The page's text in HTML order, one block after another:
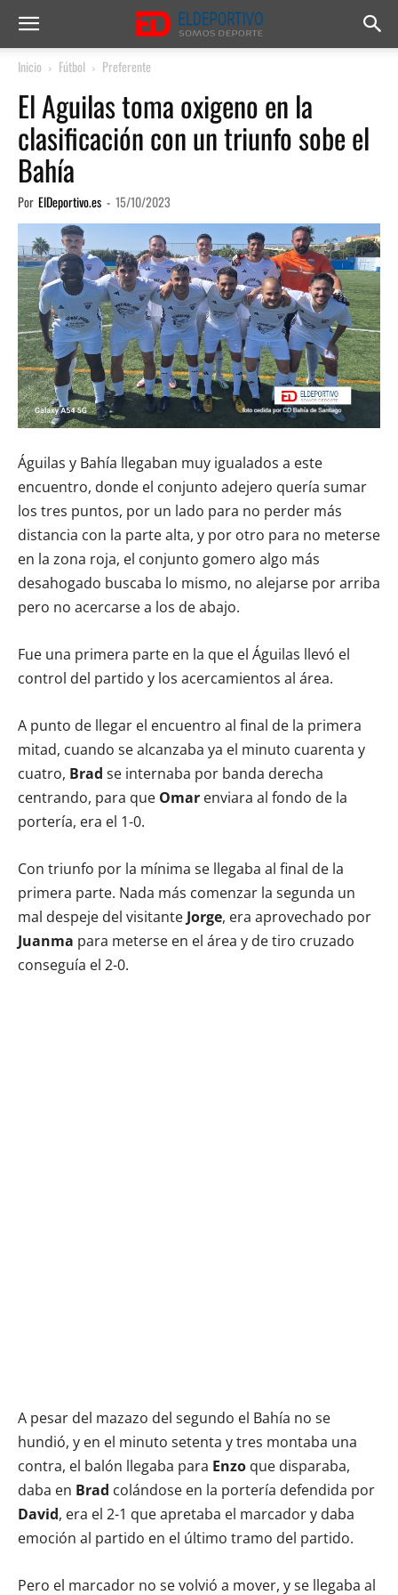
Inicio Fútbol Preferente
El Aguilas toma oxigeno en la
clasificación con un triunfo sobe el
Bahía
Por ElDeportivo.es - 15/10/2023
Águilas y Bahía llegaban muy igualados a este
encuentro, donde el conjunto adejero quería sumar
los tres puntos, por un lado para no perder más
distancia con la parte alta, y por otro para no meterse
en la zona roja, el conjunto gomero algo más
desahogado buscaba lo mismo, no alejarse por arriba
pero no acercarse a los de abajo.
Fue una primera parte en la que el Águilas llevó el
control del partido y los acercamientos al área.
A punto de llegar el encuentro al final de la primera
mitad, cuando se alcanzaba ya el minuto cuarenta y
cuatro, Brad se internaba por banda derecha
centrando, para que Omar enviara al fondo de la
portería, era el 1-0.
Con triunfo por la mínima se llegaba al final de la
primera parte. Nada más comenzar la segunda un
mal despeje del visitante Jorge, era aprovechado por
Juanma para meterse en el área y de tiro cruzado
conseguía el 2-0.
A pesar del mazazo del segundo el Bahía no se
hundió, y en el minuto setenta y tres montaba una
contra, el balón llegaba para Enzo que disparaba,
daba en Brad colándose en la portería defendida por
David, era el 2-1 que apretaba el marcador y daba
emoción al partido en el último tramo del partido.
Pero el marcador no se volvió a mover, y se llegaba al